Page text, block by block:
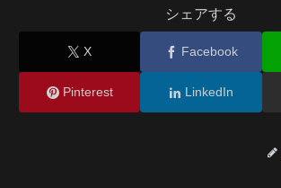
シェアする
X Facebook
Pinterest LinkedIn